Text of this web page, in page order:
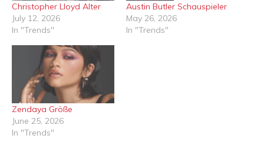
Christopher Lloyd Alter
July 12, 2026
In "Trends"
Austin Butler Schauspieler
May 26, 2026
In "Trends"
Zendaya Größe
June 25, 2026
In "Trends"